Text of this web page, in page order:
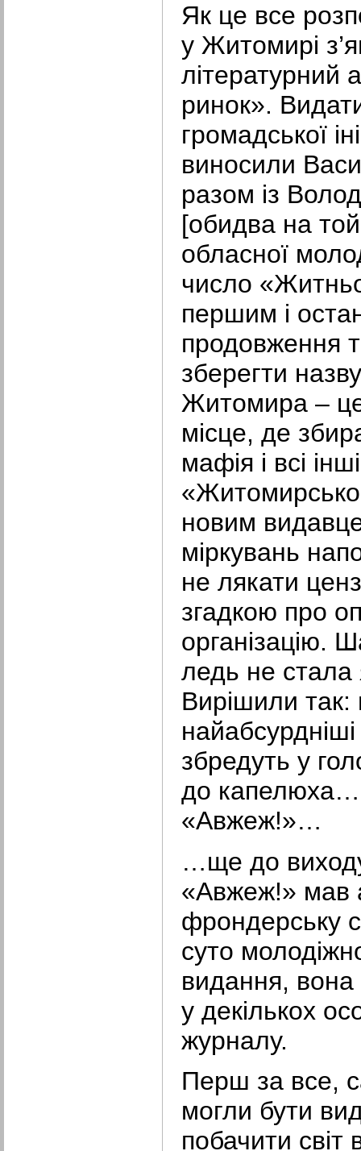
Як це все
у Житомирі
літературний
ринок».
громадської
виносили
разом із
[обидва на
обласної
число
першим і
продовження
зберегти
Житомира –
місце, де
мафія і всі
новим
міркувань
не лякати
згадкою про
організацію.
ледь не стала
Вирішили так:
найабсурдніші
збредуть у
до капелюха…
«Авжеж!»…
…ще до
«Авжеж!» мав
фрондерську
суто
видання,
у декількох
журналу.
Перш за все,
могли бути
побачити